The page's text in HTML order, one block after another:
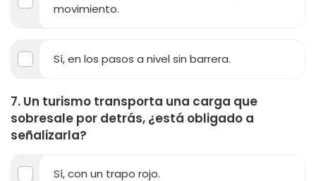
movimiento.
Sí, en los pasos a nivel sin barrera.
7. Un turismo transporta una carga que
sobresale por detrás, ¿está obligado a
señalizarla?
Sí, con un trapo rojo.